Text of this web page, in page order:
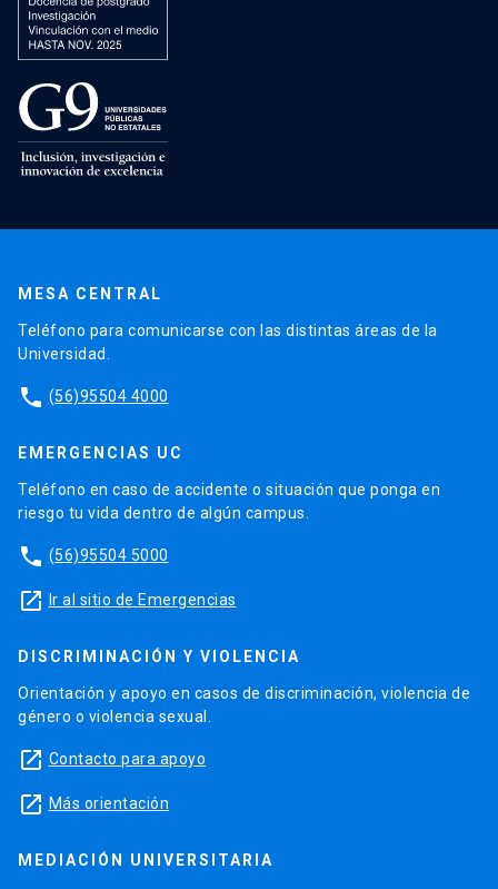
MESA CENTRAL
Teléfono para comunicarse con las distintas áreas de la
Universidad.
phone (56)95504 4000
EMERGENCIAS UC
Teléfono en caso de accidente o situación que ponga en
riesgo tu vida dentro de algún campus.
phone (56)95504 5000
launch Ir al sitio de Emergencias
DISCRIMINACIÓN Y VIOLENCIA
Orientación y apoyo en casos de discriminación, violencia de
género o violencia sexual.
launch Contacto para apoyo
launch Más orientación
MEDIACIÓN UNIVERSITARIA